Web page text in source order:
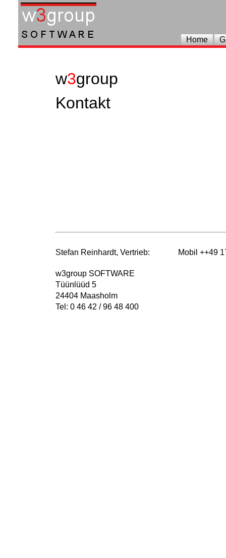
Home
w3group
Kontakt
Stefan Reinhardt, Vertrieb: Mobil ++49
w3group SOFTWARE
Tüünlüüd 5
24404 Maasholm
Tel: 0 46 42 / 96 48 400